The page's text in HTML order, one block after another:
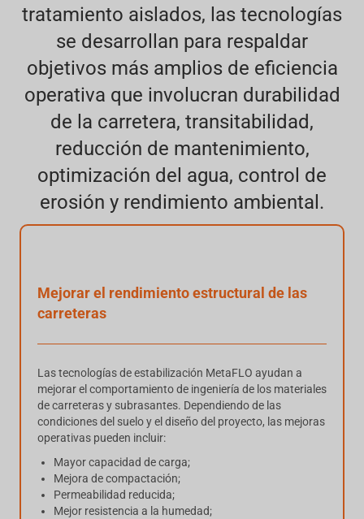
tratamiento aislados, las tecnologías
se desarrollan para respaldar
objetivos más amplios de eficiencia
operativa que involucran durabilidad
de la carretera, transitabilidad,
reducción de mantenimiento,
optimización del agua, control de
erosión y rendimiento ambiental.
Mejorar el rendimiento estructural de las
carreteras
Las tecnologías de estabilización MetaFLO ayudan a
mejorar el comportamiento de ingeniería de los materiales
de carreteras y subrasantes. Dependiendo de las
condiciones del suelo y el diseño del proyecto, las mejoras
operativas pueden incluir:
Mayor capacidad de carga;
Mejora de compactación;
Permeabilidad reducida;
Mejor resistencia a la humedad;